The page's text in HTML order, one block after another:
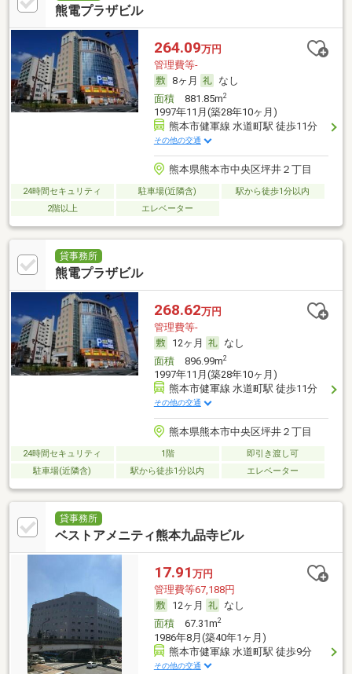
熊電プラザビル
264.09万円
管理費等-
8ヶ月
なし
面積881.85m2
1997年11月(築28年10ヶ月)
熊本市健軍線 水道町駅 徒歩11分
その他の交通
熊本県熊本市中央区坪井２丁目
24時間セキュリティ 駐車場(近隣含)
駅から徒歩1分以内
2階以上
エレベーター
貸事務所
熊電プラザビル
268.62万円
管理費等-
12ヶ月
なし
面積896.99m2
1997年11月(築28年10ヶ月)
熊本市健軍線 水道町駅 徒歩11分
その他の交通
熊本県熊本市中央区坪井２丁目
24時間セキュリティ 1階
即引き渡し可
駐車場(近隣含)
駅から徒歩1分以内 エレベーター
貸事務所
ベストアメニティ熊本九品寺ビル
17.91 万円
管理費等67,188円
12ヶ月
なし
面積67.31m2
1986年8月(築40年1ヶ月)
熊本市健軍線 水道町駅 徒歩9分
その他の交通